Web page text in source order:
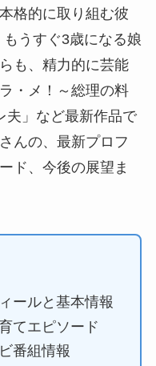
格的に取り組む彼
うすぐ3歳になる娘
も、精力的に芸能
・メ！～総理の料
夫」など最新作品で
んの、最新プロフ
ド、今後の展望ま
ールと基本情報
てエピソード
番組情報